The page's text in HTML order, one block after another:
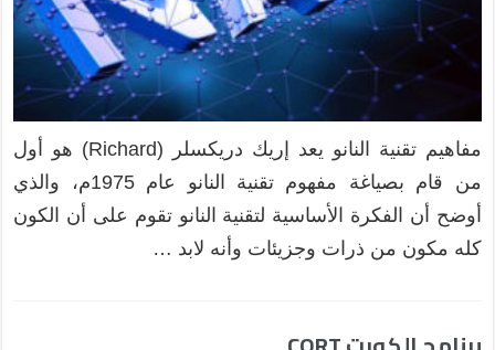
مفاهيم تقنية النانو يعد إريك دريكسلر (Richard) هو أول
من قام بصياغة مفهوم تقنية النانو عام 1975م، والذي
أوضح أن الفكرة الأساسية لتقنية النانو تقوم على أن الكون
كله مكون من ذرات وجزيئات وأنه لابد …